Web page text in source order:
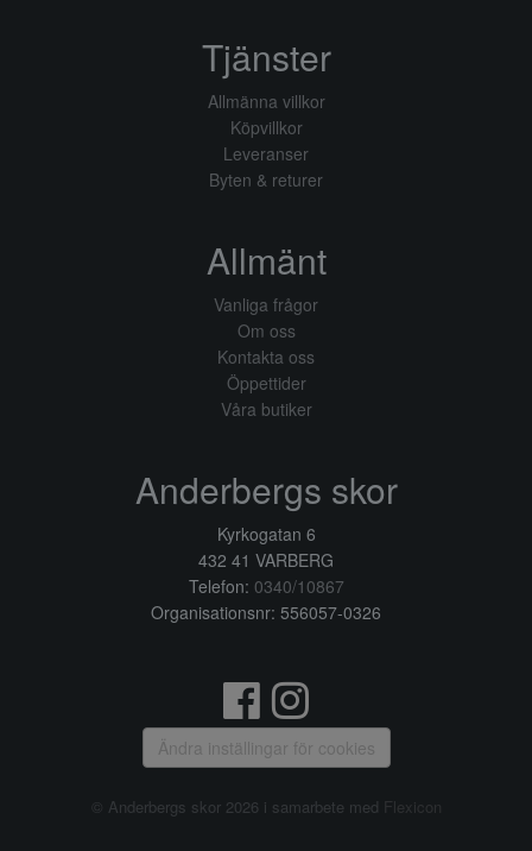
Tjänster
Allmänna villkor
Köpvillkor
Leveranser
Byten & returer
Allmänt
Vanliga frågor
Om oss
Kontakta oss
Öppettider
Våra butiker
Anderbergs skor
Kyrkogatan 6
432 41 VARBERG
Telefon: 0340/10867
Organisationsnr: 556057-0326
Ändra inställingar för cookies
© Anderbergs skor 2026 i samarbete med Flexicon